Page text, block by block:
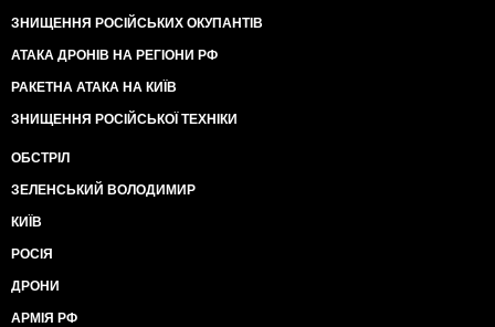
ЗНИЩЕННЯ РОСІЙСЬКИХ ОКУПАНТІВ
АТАКА ДРОНІВ НА РЕГІОНИ РФ
РАКЕТНА АТАКА НА КИЇВ
ЗНИЩЕННЯ РОСІЙСЬКОЇ ТЕХНІКИ
ОБСТРІЛ
ЗЕЛЕНСЬКИЙ ВОЛОДИМИР
КИЇВ
РОСІЯ
ДРОНИ
АРМІЯ РФ